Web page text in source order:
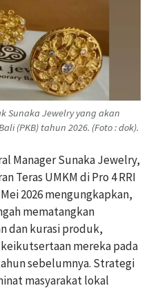
Sunaka Jewelry yang akan
(PKB) tahun 2026. (Foto : dok).
Manager Sunaka Jewelry,
Teras UMKM di Pro 4 RRI
2026 mengungkapkan,
mematangkan
dan kurasi produk,
mereka pada
sebelumnya. Strategi
masyarakat lokal